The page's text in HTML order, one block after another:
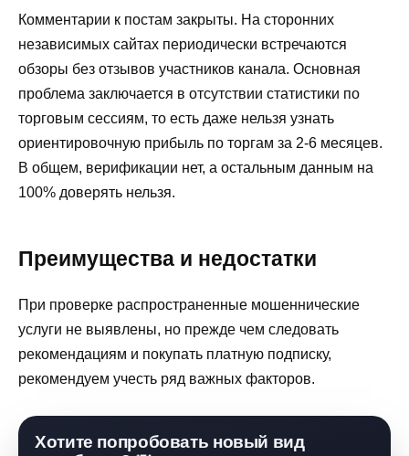
Комментарии к постам закрыты. На сторонних
независимых сайтах периодически встречаются
обзоры без отзывов участников канала. Основная
проблема заключается в отсутствии статистики по
торговым сессиям, то есть даже нельзя узнать
ориентировочную прибыль по торгам за 2-6 месяцев.
В общем, верификации нет, а остальным данным на
100% доверять нельзя.
Преимущества и недостатки
При проверке распространенные мошеннические
услуги не выявлены, но прежде чем следовать
рекомендациям и покупать платную подписку,
рекомендуем учесть ряд важных факторов.
Хотите попробовать новый вид